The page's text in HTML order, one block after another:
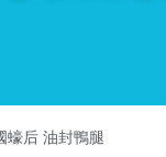
蠔后 油封鴨腿